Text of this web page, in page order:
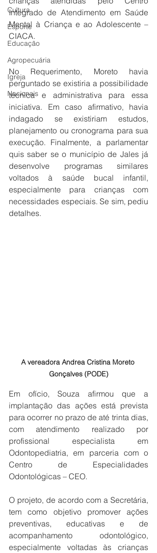
Cultura
Esporte
Educação
Agropecuária
Igreja
Nacionais
Integrado de Atendimento em Saúde
Mental à Criança e ao Adolescente –
CIACA.
No Requerimento, Moreto havia
perguntado se existiria a possibilidade
técnica e administrativa para essa
iniciativa. Em caso afirmativo, havia
indagado se existiriam estudos,
planejamento ou cronograma para sua
execução. Finalmente, a parlamentar
quis saber se o município de Jales já
desenvolve programas similares
voltados à saúde bucal infantil,
especialmente para crianças com
necessidades especiais. Se sim, pediu
detalhes.
A vereadora Andrea Cristina Moreto
Gonçalves (PODE)
Em ofício, Souza afirmou que a
implantação das ações está prevista
para ocorrer no prazo de até trinta dias,
com atendimento realizado por
profissional especialista em
Odontopediatria, em parceria com o
Centro de Especialidades
Odontológicas – CEO.
O projeto, de acordo com a Secretária,
tem como objetivo promover ações
preventivas, educativas e de
acompanhamento odontológico,
especialmente voltadas às crianças